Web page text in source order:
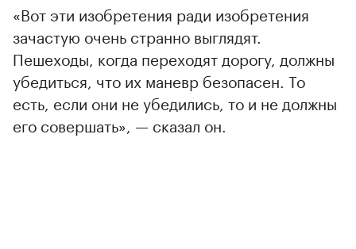
«Вот эти изобретения ради изобретения
зачастую очень странно выглядят.
Пешеходы, когда переходят дорогу, должны
убедиться, что их маневр безопасен. То
есть, если они не убедились, то и не должны
его совершать», — сказал он.